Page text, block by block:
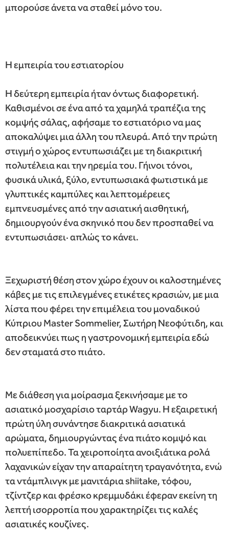
μπορούσε άνετα να σταθεί μόνο του.
Η εμπειρία του εστιατορίου
Η δεύτερη εμπειρία ήταν όντως διαφορετική.
Καθισμένοι σε ένα από τα χαμηλά τραπέζια της
κομψής σάλας, αφήσαμε το εστιατόριο να μας
αποκαλύψει μια άλλη του πλευρά. Από την πρώτη
στιγμή ο χώρος εντυπωσιάζει με τη διακριτική
πολυτέλεια και την ηρεμία του. Γήινοι τόνοι,
φυσικά υλικά, ξύλο, εντυπωσιακά φωτιστικά με
γλυπτικές καμπύλες και λεπτομέρειες
εμπνευσμένες από την ασιατική αισθητική,
δημιουργούν ένα σκηνικό που δεν προσπαθεί να
εντυπωσιάσει· απλώς το κάνει.
Ξεχωριστή θέση στον χώρο έχουν οι καλοστημένες
κάβες με τις επιλεγμένες ετικέτες κρασιών, με μια
λίστα που φέρει την επιμέλεια του μοναδικού
Κύπριου Master Sommelier, Σωτήρη Νεοφύτιδη, και
αποδεικνύει πως η γαστρονομική εμπειρία εδώ
δεν σταματά στο πιάτο.
Με διάθεση για μοίρασμα ξεκινήσαμε με το
ασιατικό μοσχαρίσιο ταρτάρ Wagyu. Η εξαιρετική
πρώτη ύλη συνάντησε διακριτικά ασιατικά
αρώματα, δημιουργώντας ένα πιάτο κομψό και
πολυεπίπεδο. Τα χειροποίητα ανοιξιάτικα ρολά
λαχανικών είχαν την απαραίτητη τραγανότητα, ενώ
τα ντάμπλινγκ με μανιτάρια shiitake, τόφου,
τζίντζερ και φρέσκο κρεμμυδάκι έφεραν εκείνη τη
λεπτή ισορροπία που χαρακτηρίζει τις καλές
ασιατικές κουζίνες.